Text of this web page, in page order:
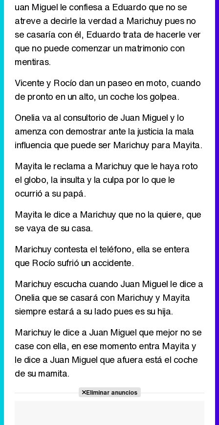
Tráiler de '33 días', la nueva serie de Atresplayer con Julián Villagrán y José Manuel Poga
Tráiler en catalán de 'Ravalear', la nueva serie de HBO Max sobre los fondos buitre
Tráiler de la tercera temporada de 'The Walking Dead: Dead City' de AMC+
uan Miguel le confiesa a Eduardo que no se
atreve a decirle la verdad a Marichuy pues no
se casaría con él, Eduardo trata de hacerle ver
que no puede comenzar un matrimonio con
mentiras.
Vicente y Rocío dan un paseo en moto, cuando
de pronto en un alto, un coche los golpea.
Onelia va al consultorio de Juan Miguel y lo
amenza con demostrar ante la justicia la mala
influencia que puede ser Marichuy para Mayita.
Mayita le reclama a Marichuy que le haya roto
el globo, la insulta y la culpa por lo que le
ocurrió a su papá.
Mayita le dice a Marichuy que no la quiere, que
se vaya de su casa.
Marichuy contesta el teléfono, ella se entera
que Rocío sufrió un accidente.
Marichuy escucha cuando Juan Miguel le dice a
Onelia que se casará con Marichuy y Mayita
siempre estará a su lado pues es su hija.
Marichuy le dice a Juan Miguel que mejor no se
case con ella, en ese momento entra Mayita y
le dice a Juan Miguel que afuera está el coche
de su mamita.
Eliminar anuncios